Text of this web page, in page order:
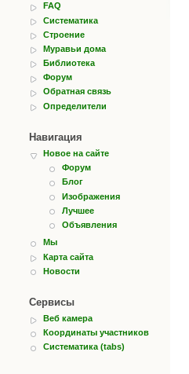
FAQ
Систематика
Строение
Муравьи дома
Библиотека
Форум
Обратная связь
Определители
Навигация
Новое на сайте
Форум
Блог
Изображения
Лучшее
Объявления
Мы
Карта сайта
Новости
Сервисы
Веб камера
Координаты участников
Систематика (tabs)